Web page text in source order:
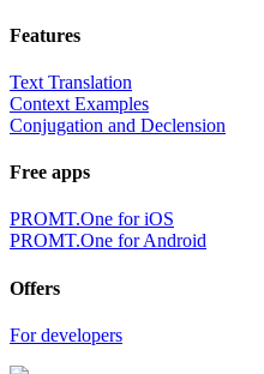
Features
Text Translation
Context Examples
Conjugation and Declension
Free apps
PROMT.One for iOS
PROMT.One for Android
Offers
For developers